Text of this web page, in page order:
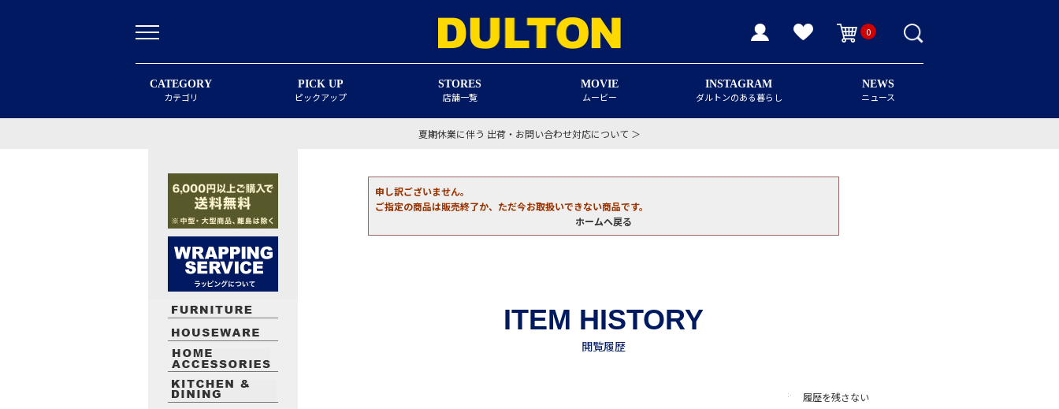
0
CATEGORY
カテゴリ
PICK UP
ピックアップ
STORES
店舗一覧
MOVIE
ムービー
INSTAGRAM
ダルトンのある暮らし
NEWS
ニュース
夏期休業に伴う 出荷・お問い合わせ対応について ＞
申し訳ございません。
ご指定の商品は販売終了か、ただ今お取扱いできない商品です。
ホームへ戻る
履歴を残さない